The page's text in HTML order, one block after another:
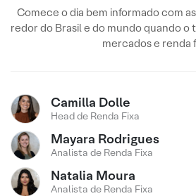
Comece o dia bem informado com
redor do Brasil e do mundo quando o
mercados e renda
Camilla Dolle
Head de Renda Fixa
Mayara Rodrigues
Analista de Renda Fixa
Natalia Moura
Analista de Renda Fixa